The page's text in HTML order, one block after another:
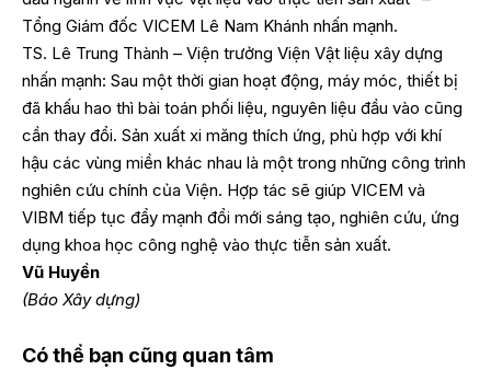
Tổng Giám đốc VICEM Lê Nam Khánh nhấn mạnh.
TS. Lê Trung Thành – Viện trưởng Viện Vật liệu xây dựng
nhấn mạnh: Sau một thời gian hoạt động, máy móc, thiết bị
đã khấu hao thì bài toán phối liệu, nguyên liệu đầu vào cũng
cần thay đổi. Sản xuất xi măng thích ứng, phù hợp với khí
hậu các vùng miền khác nhau là một trong những công trình
nghiên cứu chính của Viện. Hợp tác sẽ giúp VICEM và
VIBM tiếp tục đẩy mạnh đổi mới sáng tạo, nghiên cứu, ứng
dụng khoa học công nghệ vào thực tiễn sản xuất.
Vũ Huyền
(Báo Xây dựng)
Có thể bạn cũng quan tâm